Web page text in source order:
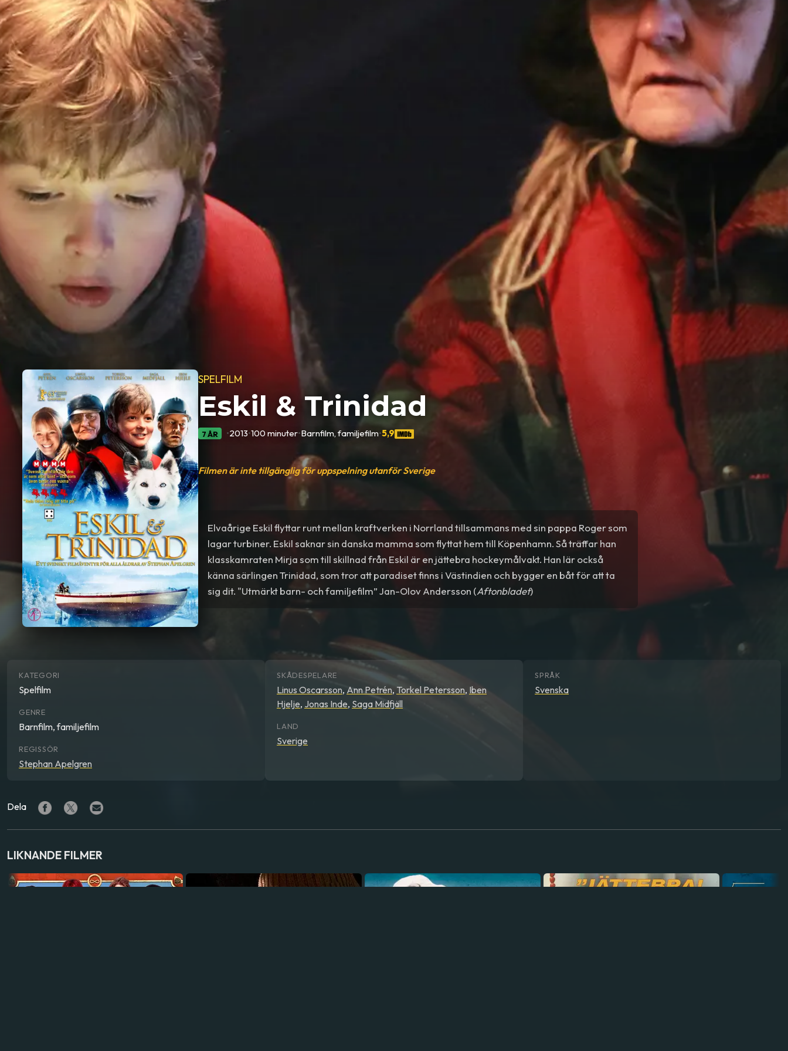
SPELFILM
Eskil & Trinidad
7 ÅR •2013•100 minuter•Barnfilm, familjefilm•5,9
Filmen är inte tillgänglig för uppspelning utanför Sverige
Elvaårige Eskil flyttar runt mellan kraftverken i Norrland tillsammans med sin pappa Roger som
lagar turbiner. Eskil saknar sin danska mamma som flyttat hem till Köpenhamn. Så träffar han
klasskamraten Mirja som till skillnad från Eskil är en jättebra hockeymålvakt. Han lär också
känna särlingen Trinidad, som tror att paradiset finns i Västindien och bygger en båt för att ta
sig dit. "Utmärkt barn- och familjefilm” Jan-Olov Andersson (Aftonbladet)
KATEGORI
Spelfilm
GENRE
Barnfilm, familjefilm
REGISSÖR
Stephan Apelgren
SKÅDESPELARE
Linus Oscarsson, Ann Petrén, Torkel Petersson, Iben
Hjelje, Jonas Inde, Saga Midfjäll
LAND
Sverige
SPRÅK
Svenska
Dela
LIKNANDE FILMER